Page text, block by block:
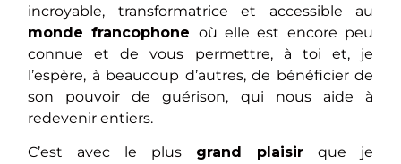
incroyable, transformatrice et accessible au
monde francophone où elle est encore peu
connue et de vous permettre, à toi et, je
l’espère, à beaucoup d’autres, de bénéficier de
son pouvoir de guérison, qui nous aide à
redevenir entiers.
C’est avec le plus grand plaisir que je